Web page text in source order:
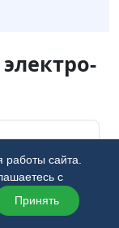
от
сайта.
с
Принять